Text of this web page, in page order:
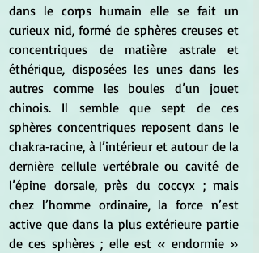
dans le corps humain elle se fait un
curieux nid, formé de sphères creuses et
concentriques de matière astrale et
éthérique, disposées les unes dans les
autres comme les boules d’un jouet
chinois. Il semble que sept de ces
sphères concentriques reposent dans le
chakra‑racine, à l’intérieur et autour de la
dernière cellule vertébrale ou cavité de
l’épine dorsale, près du coccyx ; mais
chez l’homme ordinaire, la force n’est
active que dans la plus extérieure partie
de ces sphères ; elle est « endormie »